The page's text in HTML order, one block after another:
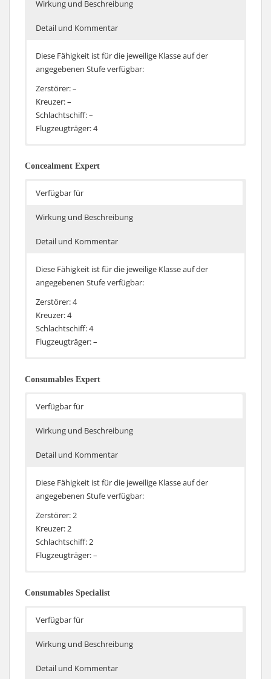
hingegen bekommen einen netten Bonus.
Wirkung und Beschreibung
Detail und Kommentar
Diese Fähigkeit ist für die jeweilige Klasse auf der
angegebenen Stufe verfügbar:
Zerstörer: –
Kreuzer: –
Schlachtschiff: –
Flugzeugträger: 4
und deren Streuung sinkt um 30%
Sekundärgeschütze weiter und genauer auf die
nicht.
Concealment Expert
Verfügbar für
Wirkung und Beschreibung
Detail und Kommentar
Diese Fähigkeit ist für die jeweilige Klasse auf der
angegebenen Stufe verfügbar:
Zerstörer: 4
Kreuzer: 4
Schlachtschiff: 4
Flugzeugträger: –
Consumables Expert
Verfügbar für
Wirkung und Beschreibung
Detail und Kommentar
Diese Fähigkeit ist für die jeweilige Klasse auf der
angegebenen Stufe verfügbar:
Zerstörer: 2
Kreuzer: 2
Schlachtschiff: 2
Flugzeugträger: –
Überwachungsradar, Nebelerzeuger und Motorboost
verdoppelt, aber dafür sind auch nicht alle
Nachladezeit der Verbrauchsgüter die von
Consumables Specialist
Verfügbar für
Wirkung und Beschreibung
Detail und Kommentar